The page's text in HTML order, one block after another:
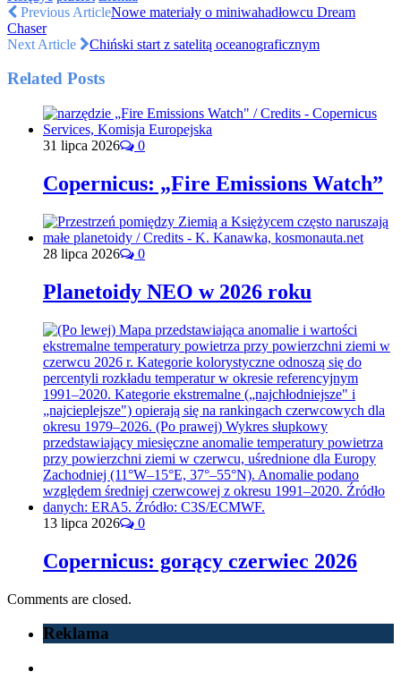
Previous ArticleNowe materiały o miniwahadłowcu Dream
Chaser
Next Article
Chiński start z satelitą oceanograficznym
Related Posts
31 lipca 2026 0
Copernicus: „Fire Emissions Watch”
28 lipca 2026 0
Planetoidy NEO w 2026 roku
13 lipca 2026 0
Copernicus: gorący czerwiec 2026
Comments are closed.
Reklama